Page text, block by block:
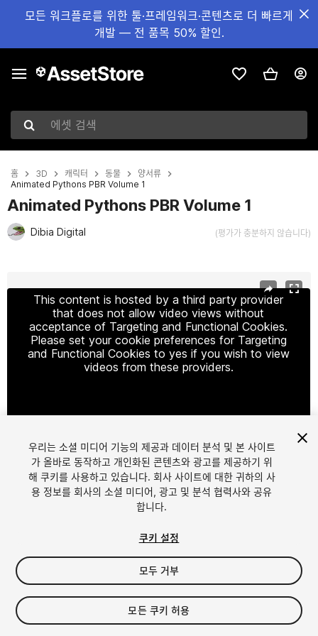
모든 워크플로를 위한 툴·프레임워크·콘텐츠로 더 빠르게
개발 — 전 품목 50% 할인.
에셋 검색
홈 3D 캐릭터 동물
양서류
Animated Pythons PBR Volume 1
Animated Pythons PBR Volume 1
Dibia Digital (평가가 충분하지 않습니다)
This content is hosted by a third party provider
that does not allow video views without
acceptance of Targeting and Functional Cookies.
Please set your cookie preferences for Targeting
and Functional Cookies to yes if you wish to view
videos from these providers.
1/11
$69.99
세금/부가세는 결제 시 반영됩니다.
우리는 소셜 미디어 기능의 제공과 데이터 분석 및 본 사이트
가 올바로 동작하고 개인화된 콘텐츠와 광고를 제공하기 위
해 쿠키를 사용하고 있습니다. 회사 사이트에 대한 귀하의 사
용 정보를 회사의 소셜 미디어, 광고 및 분석 협력사와 공유
합니다.
쿠키 설정
모두 거부
모든 쿠키 허용